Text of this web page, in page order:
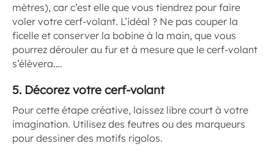
mètres), car c’est elle que vous tiendrez pour faire
voler votre cerf-volant. L’idéal ? Ne pas couper la
ficelle et conserver la bobine à la main, que vous
pourrez dérouler au fur et à mesure que le cerf-volant
s’élèvera.…
5. Décorez votre cerf-volant
Pour cette étape créative, laissez libre court à votre
imagination. Utilisez des feutres ou des marqueurs
pour dessiner des motifs rigolos.